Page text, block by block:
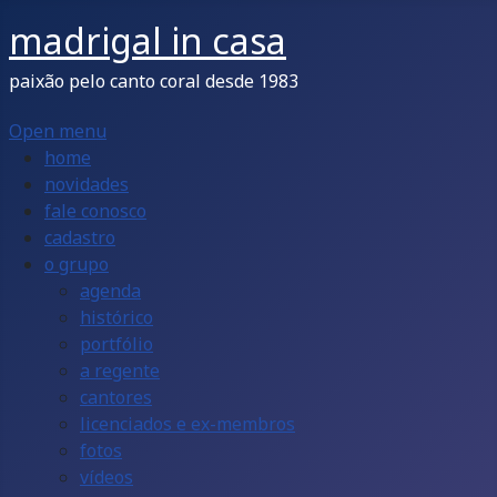
madrigal in casa
paixão pelo canto coral desde 1983
Open menu
home
novidades
fale conosco
cadastro
o grupo
agenda
histórico
portfólio
a regente
cantores
licenciados e ex-membros
fotos
vídeos